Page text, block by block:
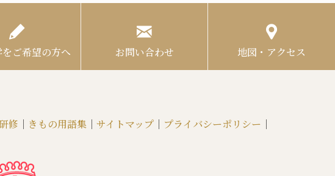
ご希望の方へ お問い合わせ 地図・アクセス
修 ｜ きもの用語集｜ サイトマップ｜ プライバシーポリシー ｜